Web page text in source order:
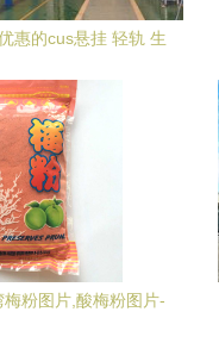
惠的cus悬挂 轻轨 生
的cus悬挂 轻轨 生产
流水线代理加盟生产
厂家
粉图片,酸梅粉图片-